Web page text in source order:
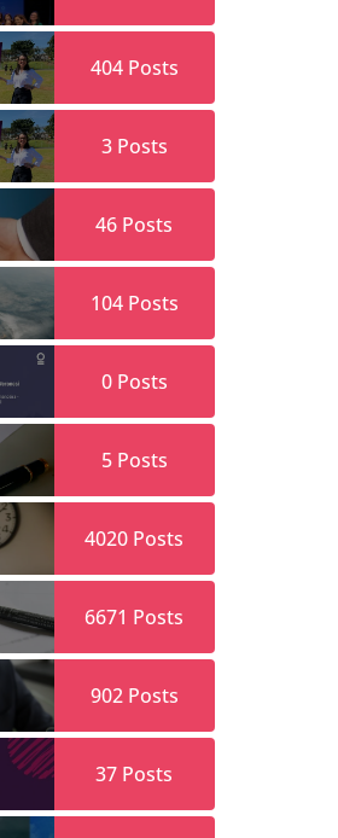
404Posts
3Posts
46 Posts
104Posts
0Posts
5Posts
4020 Posts
6671 Posts
902Posts
37 Posts